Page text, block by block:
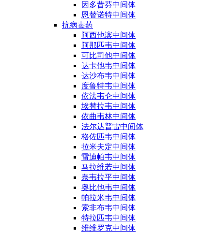
因多昔芬中间体
恩替诺特中间体
抗病毒药
阿西他滨中间体
阿那匹韦中间体
可比司他中间体
达卡他韦中间体
达沙布韦中间体
度鲁特韦中间体
依法韦仑中间体
埃替拉韦中间体
依曲韦林中间体
法尔达普雷中间体
格佐匹韦中间体
拉米夫定中间体
雷迪帕韦中间体
马拉维若中间体
奈韦拉平中间体
奥比他韦中间体
帕拉米韦中间体
索非布韦中间体
特拉匹韦中间体
维维罗克中间体